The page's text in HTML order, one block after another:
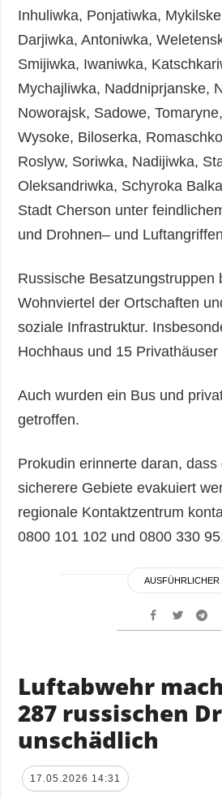
Inhuliwka, Ponjatiwka,
Darjiwka, Antoniwka,
Smijiwka, Iwaniwka,
Mychajliwka, Naddniprjanske,
Noworajsk, Sadowe,
Wysoke, Biloserka,
Roslyw, Soriwka, Nadijiwka,
Oleksandriwka, Schyroka
Stadt Cherson unter
und Drohnen– und
Russische Besatzungstruppen
Wohnviertel der Ortschaften
soziale Infrastruktur.
Hochhaus und 15 Privathäuser
Auch wurden ein Bus und
getroffen.
Prokudin erinnerte daran,
sicherere Gebiete evakuiert
regionale Kontaktzentrum
0800 101 102 und 0800 330
AUSFÜHRLICHER
Luftabwehr
287 russischen
unschädlich
17.05.2026 14:31